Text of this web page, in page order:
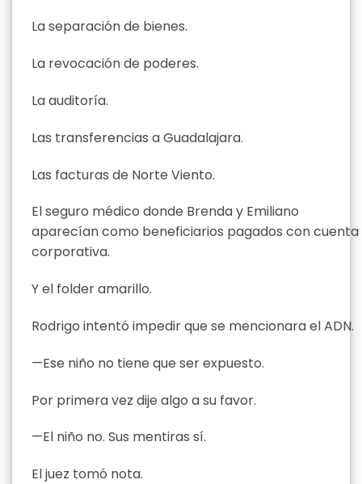
La separación de bienes.
La revocación de poderes.
La auditoría.
Las transferencias a Guadalajara.
Las facturas de Norte Viento.
El seguro médico donde Brenda y Emiliano
aparecían como beneficiarios pagados con cuenta
corporativa.
Y el folder amarillo.
Rodrigo intentó impedir que se mencionara el ADN.
—Ese niño no tiene que ser expuesto.
Por primera vez dije algo a su favor.
—El niño no. Sus mentiras sí.
El juez tomó nota.